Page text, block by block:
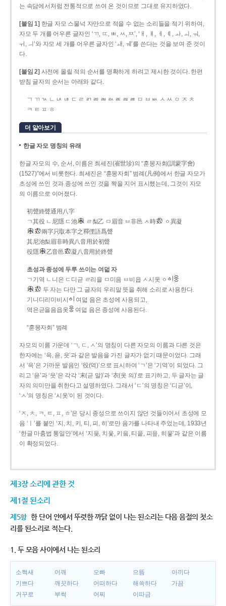
는 속담에서처럼 전통적으로 쓰여 온 것이므로 그대로 유지하였다.
[붙임 1] 한글 자모 스물넉 자만으로 적을 수 없는 소리들을 적기 위하여,
자모 두 개를 어우른 글자인 ‘ㄲ, ㄸ, ㅃ, ㅆ, ㅉ’, ‘ㅐ, ㅒ, ㅔ, ㅖ, ㅘ, ㅚ, ㅝ,
ㅟ, ㅢ’와 자모 세 개를 어우른 글자인 ‘ㅙ, ㅞ’를 쓴다는 것을 보여 준 것이
다.
[붙임 2] 사전에 올릴 적의 순서를 명확하게 하려고 제시한 것이다. 한편
받침 글자의 순서는 아래와 같다.
ㄱ ㄲ ㄳ ㄴ ㄵ ㄶ ㄷ ㄹ ㄺ ㄻ ㄼ ㄽ ㄾ ㄿ ㅀ ㅁ ㅂ ㅄ ㅅ ㅆ ㅇ ㅈ ㅊ
ㅋ ㅌ ㅍ ㅎ
더 알아보기
한글 자모 명칭의 유래
한글 자모의 수, 순서, 이름은 최세진(崔世珍)의 “훈몽자회(訓蒙字會)
(1527)”에서 비롯한다. 최세진은 “훈몽자회” 범례(凡例)에서 한글 자모가
초성에 쓰인 것과 종성에 쓰인 것을 짝을 지어 표시했는데, 그것이 자모
의 이름으로 이어졌다.
初聲終聲通用八字
ㄱ其役 ㄴ尼隱 ㄷ池
ㄹ梨乙 ㅁ眉音 ㅂ非邑 ㅅ時
ㆁ異凝
兩字只取本字之釋俚語爲聲
其尼池梨眉非時異八音用於初聲
役隱
乙音邑 凝八音用於終聲
초성과 종성에 두루 쓰이는 여덟 자
ㄱ기역 ㄴ니은 ㄷ디귿 ㄹ리을 ㅁ미음 ㅂ비읍 ㅅ시옷 ㆁ
두 자는 다만 그 글자의 우리말 뜻을 취해 소리로 사용한다.
기니디리미비시
여덟 음은 초성에 사용되고,
역은귿을음읍옷
여덟 음은 종성에 사용된다.
“훈몽자회” 범례
자모의 이름 가운데 ‘ㄱ, ㄷ, ㅅ’의 명칭이 다른 자모의 이름과 다른 것은
한자에는 ‘윽, 읃, 읏’과 같은 발음을 가진 글자가 없기 때문이었다. 그래
서 ‘윽’은 가까운 발음인 ‘役(역)’으로 표시하여 ‘ㄱ’은 ‘기역’이 되었다. 그
리고 ‘읃’과 ‘읏’은 각각 ‘末(귿 말)’과 ‘衣(옷 의)’로 표기하고, 두 글자는 글
자의 의미만을 취한다고 설명하였다. 그래서 ‘ㄷ’의 명칭은 ‘디귿’이,
‘ㅅ’의 명칭은 ‘시옷’이 된 것이다.
‘ㅈ, ㅊ, ㅋ, ㅌ, ㅍ, ㅎ’은 당시 종성으로 쓰이지 않던 것들이어서 초성에 모
음 ‘ㅣ’를 붙인 ‘지, 치, 키, 티, 피, 히’로만 음가를 나타내 주었는데, 1933년
‘한글 마춤법 통일안’에서 ‘지읒, 치읓, 키읔, 티읕, 피읖, 히읗’과 같은 이름
이 확정되었다.
제3장 소리에 관한 것
제1절 된소리
제5항 한 단어 안에서 뚜렷한 까닭 없이 나는 된소리는 다음 음절의 첫소
리를 된소리로 적는다.
1. 두 모음 사이에서 나는 된소리
소쩍새 어깨 오빠 으뜸
아끼다
기쁘다
깨끗하다 어떠하다 해쓱하다
가끔
거꾸로
부썩 어찌 이따금